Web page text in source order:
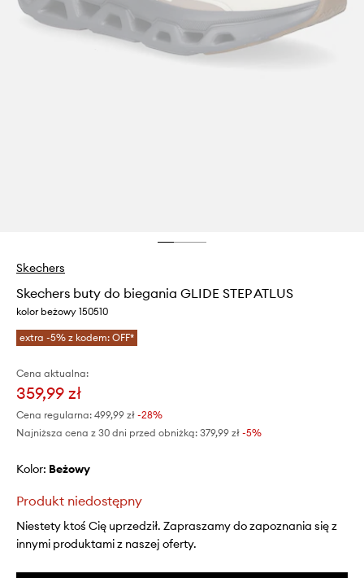
Skechers
Skechers buty do biegania GLIDE STEP ATLUS
kolor beżowy 150510
extra -5% z kodem: OFF*
Cena aktualna:
359,99 zł
Cena regularna: 499,99 zł -28%
Najniższa cena z 30 dni przed obniżką: 379,99 zł -5%
Kolor: beżowy
Produkt niedostępny
Niestety ktoś Cię uprzedził. Zapraszamy do zapoznania się z
innymi produktami z naszej oferty.